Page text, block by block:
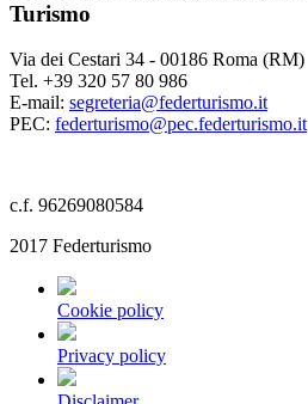
Turismo
Via dei Cestari 34 - 00186 Roma (RM)
Tel. +39 320 57 80 986
E-mail: segreteria@federturismo.it
PEC: federturismo@pec.federturismo.it
c.f. 96269080584
2017 Federturismo
Cookie policy
Privacy policy